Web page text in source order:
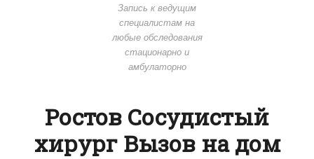
Запись к ведущим
специалистам на
любые обследования
стационарно и
амбулаторно
Ростов Сосудистый
хирург Вызов на дом